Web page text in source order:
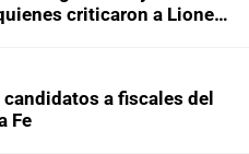
criticaron a Lionel
a fiscales del
Fe